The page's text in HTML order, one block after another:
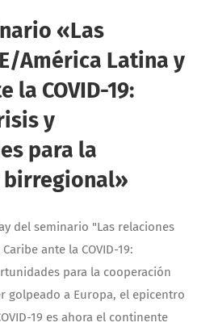
«Las
América Latina y
la COVID-19:
y
para la
birregional»
del seminario "Las relaciones
ante la COVID-19:
para la cooperación
golpeado a Europa, el epicentro
19 es ahora el continente